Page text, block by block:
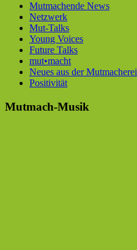
Mutmachende News
Netzwerk
Mut-Talks
Young Voices
Future Talks
mut•macht
Neues aus der Mutmacherei
Positivität
Mutmach-Musik